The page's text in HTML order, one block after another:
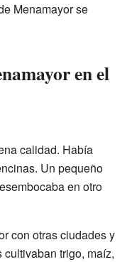
Menamayor se
en el
calidad. Había
Un pequeño
en otro
con otras ciudades y
trigo, maíz,